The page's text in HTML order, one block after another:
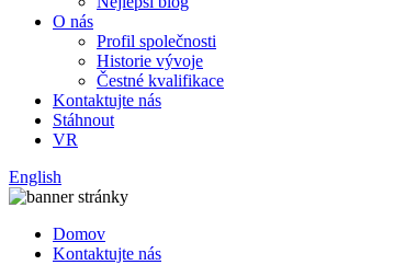
O nás
Profil společnosti
Historie vývoje
Čestné kvalifikace
Kontaktujte nás
Stáhnout
VR
English
Domov
Kontaktujte nás